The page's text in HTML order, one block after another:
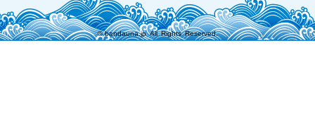
©bandauna.jpAll Rights Reserved.